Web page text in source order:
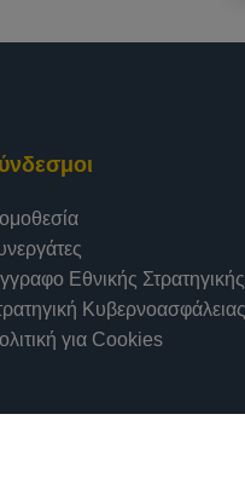
Εθνικής Στρατηγικής
Κυβερνοασφάλειας
για Cookies